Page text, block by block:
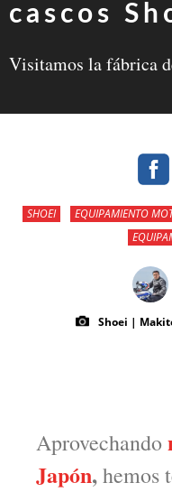
cascos
Visitamos la fábrica
SHOEI EQUIPAMIENTO
Shoei |
Aprovechando
Japón,hemos